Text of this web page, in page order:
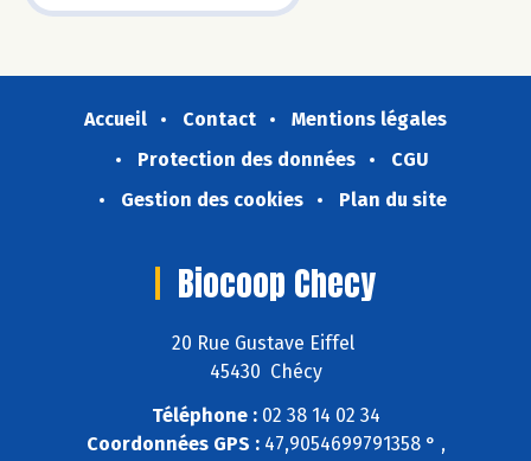
Accueil Contact
Mentions légales
Protection des données
CGU
Gestion des cookies
Plan du site
Biocoop Checy
20 Rue Gustave Eiffel
45430 Chécy
Téléphone :02 38 14 02 34
Coordonnées GPS :47,9054699791358 ° ,